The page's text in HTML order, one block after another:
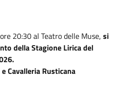
ore 20:30 al Teatro delle Muse, si
della Stagione Lirica del
Cavalleria Rusticana